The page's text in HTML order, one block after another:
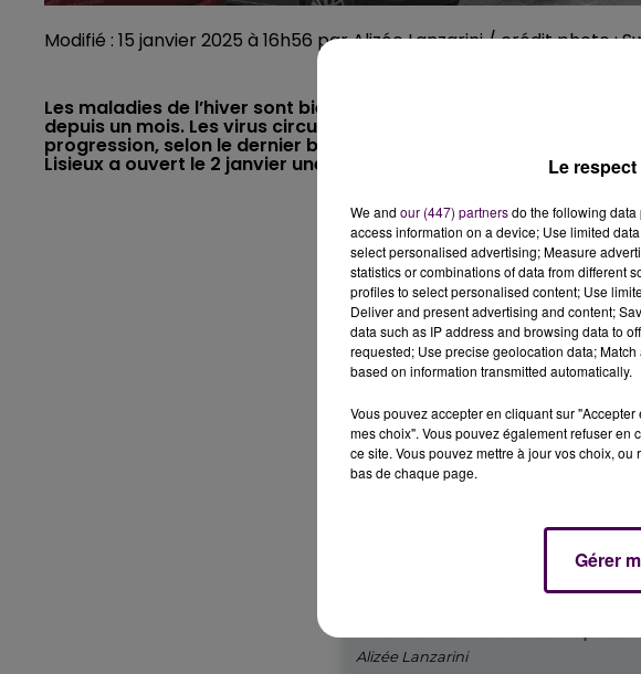
Modifié : 15 janvier 2025 à 16h56 par Alizée Lanzarini / crédit photo :
Les maladies de l’hiver sont bien là et la grippe ne manque pas à
depuis un mois. Les virus circulent toujours activement, mais
progression, selon le dernier bulletin de Santé publique France.
Lisieux a ouvert le 2 janvier une unité provisoire. Le
We and our (447) partnersdo the following
access information on a device; Use limited
select personalised advertising; Measure
statistics or combinations of data from different
profiles to select personalised content; Use
Deliver and present advertising and content;
data such as IP address and browsing data to
requested; Use precise geolocation data;
based on information transmitted automatically.
Vous pouvez accepter en cliquant sur
mes choix". Vous pouvez également refuser
ce site. Vous pouvez mettre à jour vos choix,
bas de chaque page.
Gérer